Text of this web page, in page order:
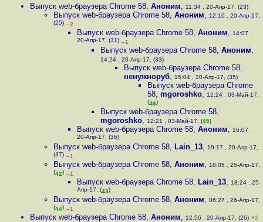
Выпуск web-браузера Chrome 58, Аноним, 11:34 , 20-Апр-17, (23)
Выпуск web-браузера Chrome 58, Аноним, 12:10 , 20-Апр-17,
(25) –2
Выпуск web-браузера Chrome 58, Аноним, 14:07 ,
20-Апр-17, (31) –1
Выпуск web-браузера Chrome 58, Аноним,
14:24 , 20-Апр-17, (33)
Выпуск web-браузера Chrome 58,
ненужноруб, 15:04 , 20-Апр-17, (35)
Выпуск web-браузера Chrome
58, mgoroshko, 12:24 , 03-Май-17,
(46)
Выпуск web-браузера Chrome 58,
mgoroshko, 12:21 , 03-Май-17, (45)
Выпуск web-браузера Chrome 58, Аноним, 16:07 ,
20-Апр-17, (36)
Выпуск web-браузера Chrome 58, Lain_13, 19:17 , 20-Апр-17,
(37) –1
Выпуск web-браузера Chrome 58, Аноним, 18:05 , 25-Апр-17,
(42) –1
Выпуск web-браузера Chrome 58, Lain_13, 18:24 , 25-
Апр-17, (43)
Выпуск web-браузера Chrome 58, Аноним, 06:27 , 26-Апр-17,
(44) –1
Выпуск web-браузера Chrome 58, Аноним, 12:56 , 20-Апр-17, (26) +2